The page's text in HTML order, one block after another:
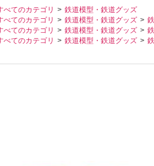
べてのカテゴリ
鉄道模型・鉄道グッズ
べてのカテゴリ 鉄道模型・鉄道グッズ
べてのカテゴリ 鉄道模型・鉄道グッズ
べてのカテゴリ 鉄道模型・鉄道グッズ